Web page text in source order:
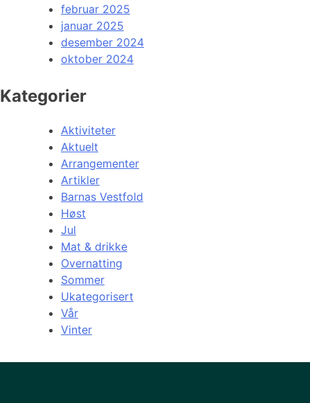
februar 2025
januar 2025
desember 2024
oktober 2024
Kategorier
Aktiviteter
Aktuelt
Arrangementer
Artikler
Barnas Vestfold
Høst
Jul
Mat & drikke
Overnatting
Sommer
Ukategorisert
Vår
Vinter